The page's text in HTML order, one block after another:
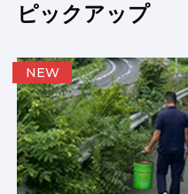
ピックアップ
NEW